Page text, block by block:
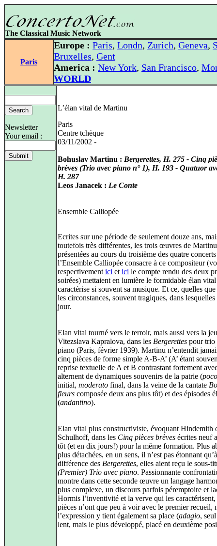
The Classical Music Network
Paris
Europe : Paris, Londn, Zurich, Geneva,
Bruxelles, Gent
America : New York, San Francisco,
WORLD
Newsletter
Your email :
L’élan vital de Martinu
Paris
Centre tchèque
03/11/2002 -
Bohuslav Martinu : Bergerettes, H. 275 - Cinq
brèves (Trio avec piano n° 1), H. 193 - Quatuor
H. 287
Leos Janacek : Le Conte
Ensemble Calliopée
Ecrites sur une période de seulement douze ans,
toutefois très différentes, les trois œuvres de Martinu
présentées au cours du troisième des quatre
l’Ensemble Calliopée consacre à ce compositeur
respectivement ici et ici le compte rendu des deux
soirées) mettaient en lumière le formidable élan
caractérise si souvent sa musique. Et ce, quelles
les circonstances, souvent tragiques, dans
jour.
Elan vital tourné vers le terroir, mais aussi vers la
Vitezslava Kapralova, dans les Bergerettes pour trio
piano (Paris, février 1939). Martinu n’entendit
cinq pièces de forme simple A-B-A’ (A’ étant
reprise textuelle de A et B contrastant fortement
alternent de dynamiques souvenirs de la patrie (
initial, moderato final, dans la veine de la cantate
fleurs composée deux ans plus tôt) et des épisodes
(andantino).
Elan vital plus constructiviste, évoquant Hindemith
Schulhoff, dans les Cinq pièces brèves écrites neuf
tôt (et en dix jours!) pour la même formation. Plus
plus détachées, en un sens, il n’est pas étonnant
différence des Bergerettes, elles aient reçu le sous-
(Premier) Trio avec piano. Passionnante
montre dans cette seconde œuvre un langage
plus complexe, un discours parfois péremptoire et
Hormis l’inventivité et la verve qui les caractérisent,
pièces n’ont que peu à voir avec le premier recueil,
l’expression y tient également sa place (adagio,
lent, mais le plus développé, placé en deuxième